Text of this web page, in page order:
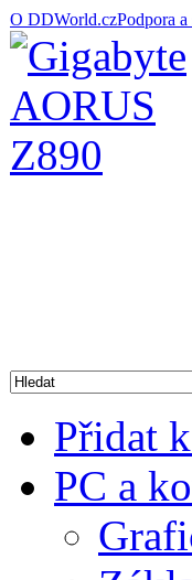
O DDWorld.czPodpora
Přidat
PC a